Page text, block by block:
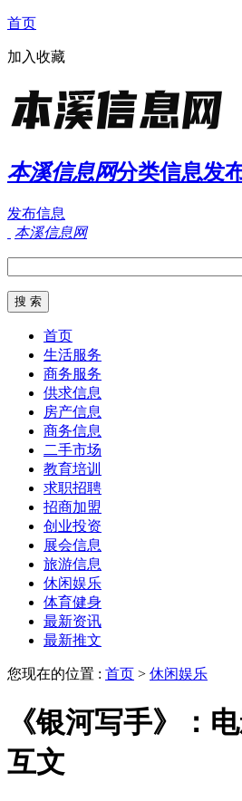
首页
加入收藏
本溪信息网分类信息发
发布信息
本溪信息网
首页
生活服务
商务服务
供求信息
房产信息
商务信息
二手市场
教育培训
求职招聘
招商加盟
创业投资
展会信息
旅游信息
休闲娱乐
体育健身
最新资讯
最新推文
您现在的位置 : 首页 > 休闲娱乐
《银河写手》：
互文